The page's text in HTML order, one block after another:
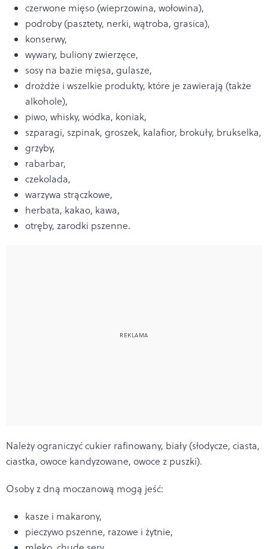
czerwone mięso (wieprzowina, wołowina),
podroby (pasztety, nerki, wątroba, grasica),
konserwy,
wywary, buliony zwierzęce,
sosy na bazie mięsa, gulasze,
drożdże i wszelkie produkty, które je zawierają (także
alkohole),
piwo, whisky, wódka, koniak,
szparagi, szpinak, groszek, kalafior, brokuły, brukselka,
grzyby,
rabarbar,
czekolada,
warzywa strączkowe,
herbata, kakao, kawa,
otręby, zarodki pszenne.
Należy ograniczyćcukier rafinowany, biały (słodycze, ciasta,
ciastka, owoce kandyzowane, owoce z puszki).
Osoby z dną moczanową mogą jeść:
kasze i makarony,
pieczywo pszenne, razowe i żytnie,